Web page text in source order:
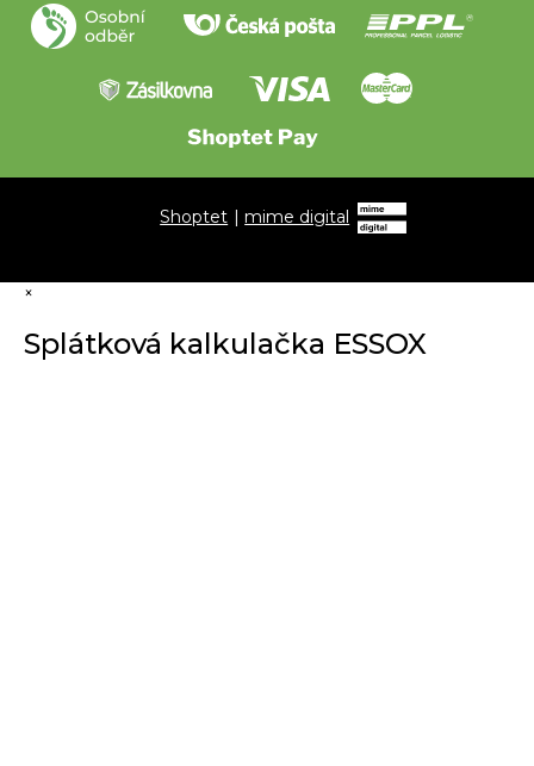
Shoptet |mime digital
×
Splátková kalkulačka ESSOX